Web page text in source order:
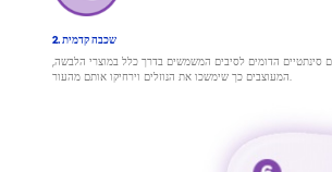
2. שכבה קדמית
סינתטיים הדומים לסיבים המשמשים בדרך כלל במוצרי הלבשה,
המעוצבים כך שימשכו את הנוזלים וירחיקו אותם מהעור.